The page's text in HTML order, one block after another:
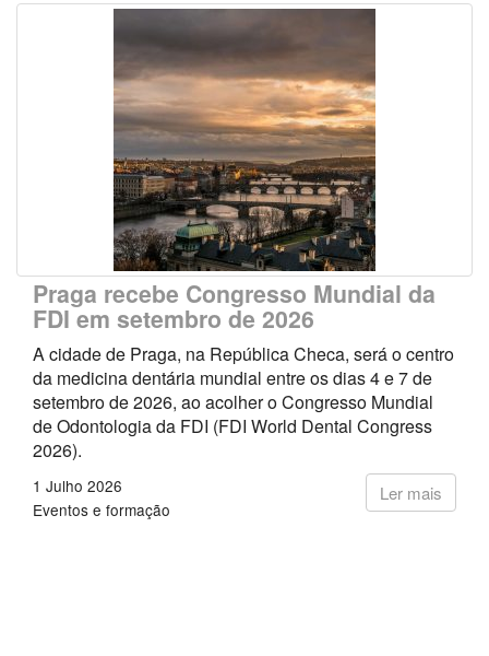
Praga recebe Congresso Mundial da
FDI em setembro de 2026
A cidade de Praga, na República Checa, será o centro
da medicina dentária mundial entre os dias 4 e 7 de
setembro de 2026, ao acolher o Congresso Mundial
de Odontologia da FDI (FDI World Dental Congress
2026).
Ler mais
1 Julho 2026
Eventos e formação